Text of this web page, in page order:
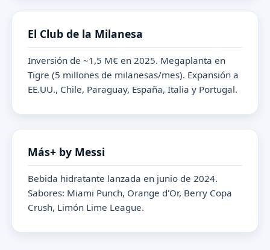
El Club de la Milanesa
Inversión de ~1,5 M€ en 2025. Megaplanta en
Tigre (5 millones de milanesas/mes). Expansión a
EE.UU., Chile, Paraguay, España, Italia y Portugal.
Más+ by Messi
Bebida hidratante lanzada en junio de 2024.
Sabores: Miami Punch, Orange d'Or, Berry Copa
Crush, Limón Lime League.